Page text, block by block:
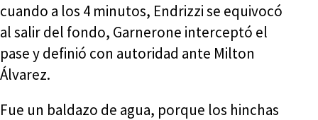
cuando a los 4 minutos, Endrizzi se equivocó
al salir del fondo, Garnerone interceptó el
pase y definió con autoridad ante Milton
Álvarez.
Fue un baldazo de agua, porque los hinchas